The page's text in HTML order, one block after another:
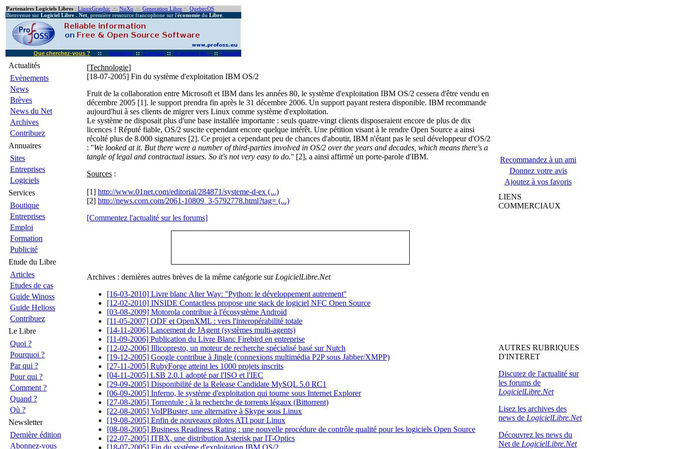
Partenaires Logiciels Libres : LinuxGraphic .::. NuXo .::. Generation Libre .::. QuebecOS
Bienvenue sur Logiciel Libre . Net , première ressource francophone sur l'économie du Libre
Que cherchez-vous ? :: Imprimer :: Contact :: A propos de... :: Accueil
Actualités
Evènements
News
Brèves
News du Net
Archives
Contribuez
Annuaires
Sites
Entreprises
Logiciels
Services
Boutique
Entreprises
Emploi
Formation
Publicité
Etude du Libre
Articles
Etudes de cas
Guide Winoss
Guide Helioss
Contribuez
Le Libre
Quoi ?
Pourquoi ?
Par qui ?
Pour qui ?
Comment ?
Quand ?
Où ?
Newsletter
Dernière édition
Abonnez-vous
[Technologie]
[18-07-2005] Fin du système d'exploitation IBM OS/2
Fruit de la collaboration entre Microsoft et IBM dans les années 80, le système d'exploitation IBM OS/2 cessera d'être vendu en
décembre 2005 [1]. le support prendra fin après le 31 décembre 2006. Un support payant restera disponible. IBM recommande
aujourd'hui à ses clients de migrer vers Linux comme système d'exploitation.
Le système ne disposait plus d'une base installée importante : seuls quatre-vingt clients disposeraient encore de plus de dix
licences ! Réputé fiable, OS/2 suscite cependant encore quelque intérêt. Une pétition visant à le rendre Open Source a ainsi
récolté plus de 8.000 signatures [2]. Ce projet a cependant peu de chances d'aboutir, IBM n'étant pas le seul développeur d'OS/2
: ''We looked at it. But there were a number of third-parties involved in OS/2 over the years and decades, which means there's a
tangle of legal and contractual issues. So it's not very easy to do.'' [2], a ainsi affirmé un porte-parole d'IBM.
Sources :
[1] http://www.01net.com/editorial/284871/systeme-d-ex (...)
[2] http://news.com.com/2061-10809_3-5792778.html?tag= (...)
[Commentez l'actualité sur les forums]
Archives : dernières autres brèves de la même catégorie sur LogicielLibre.Net
[16-03-2010] Livre blanc Alter Way: ''Python: le développement autrement''
[12-02-2010] INSIDE Contactless propose une stack de logiciel NFC Open Source
[03-08-2009] Motorola contribue à l'écosystème Android
[11-05-2007] ODF et OpenXML : vers l'interopérabilité totale
[14-11-2006] Lancement de JAgent (systèmes multi-agents)
[11-09-2006] Publication du Livre Blanc Firebird en entreprise
[12-02-2006] Illicopresto, un moteur de recherche spécialisé basé sur Nutch
[19-12-2005] Google contribue à Jingle (connexions multimédia P2P sous Jabber/XMPP)
[27-11-2005] RubyForge atteint les 1000 projets inscrits
[04-11-2005] LSB 2.0.1 adopté par l'ISO et l'IEC
[29-09-2005] Disponibilité de la Release Candidate MySQL 5.0 RC1
[06-09-2005] Inferno, le système d'exploitation qui tourne sous Internet Explorer
[27-08-2005] Torrentule : à la recherche de torrents légaux (Bittorrent)
[22-08-2005] VoIPBuster, une alternative à Skype sous Linux
[19-08-2005] Enfin de nouveaux pilotes ATI pour Linux
[08-08-2005] Business Readiness Rating : une nouvelle procédure de contrôle qualité pour les logiciels Open Source
[22-07-2005] ITBX, une distribution Asterisk par IT-Optics
[18-07-2005] Fin du système d'exploitation IBM OS/2
Recommandez à un ami
Donnez votre avis
Ajoutez à vos favoris
LIENS
COMMERCIAUX
AUTRES RUBRIQUES
D'INTERET
Discutez de l'actualité sur
les forums de
LogicielLibre.Net
Lisez les archives des
news de LogicielLibre.Net
Découvrez les news du
Net de LogicielLibre.Net